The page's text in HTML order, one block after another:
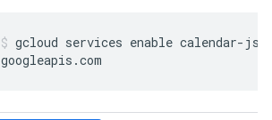
gcloud services enable calendar-
googleapis .com